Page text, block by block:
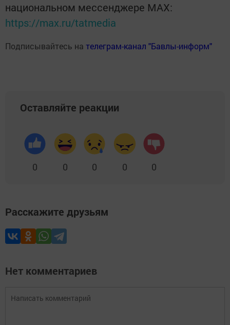
национальном мессенджере MАХ:
https://max.ru/tatmedia
Подписывайтесь на телеграм-канал "Бавлы-информ"
Оставляйте реакции
0 0 0 0 0
Расскажите друзьям
Нет комментариев